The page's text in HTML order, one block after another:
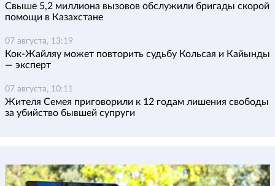
Свыше 5,2 миллиона вызовов обслужили бригады скорой
помощи в Казахстане
07 августа, 13:19
Кок-Жайляу может повторить судьбу Кольсая и Кайынды
— эксперт
07 августа, 10:11
Жителя Семея приговорили к 12 годам лишения свободы
за убийство бывшей супруги